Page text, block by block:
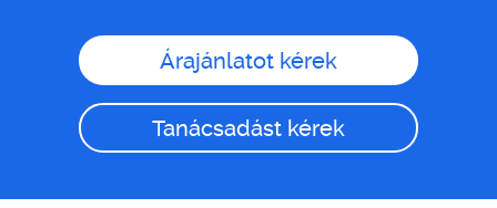
Árajánlatot kérek
Tanácsadást kérek